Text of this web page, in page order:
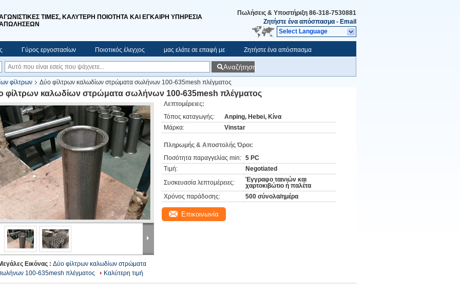
ΤΙΜΕΣ, ΚΑΛΥΤΕΡΗ ΠΟΙΟΤΗΤΑ ΚΑΙ ΕΓΚΑΙΡΗ ΥΠΗΡΕΣΙΑ
Πωλήσεις & Υποστήριξη 86-318-7530881
Ζητήστε ένα απόσπασμα - Email
Select Language
Γύρος εργοστασίων Ποιοτικός έλεγχος μας ελάτε σε επαφή με Ζητήστε ένα απόσπασμα
Αναζήτηση
φίλτρων
Δύο φίλτρων καλωδίων στρώματα σωλήνων 100-635mesh πλέγματος
φίλτρων καλωδίων στρώματα σωλήνων 100-635mesh πλέγματος
Εικόνας : Δύο φίλτρων καλωδίων στρώματα
100-635mesh πλέγματος
Καλύτερη τιμή
Λεπτομέρειες:
Τόπος καταγωγής:
Anping, Hebei, Κίνα
Μάρκα:
Vinstar
Πληρωμής & Αποστολής Όροι:
Ποσότητα παραγγελίας min: 5 PC
Τιμή:
Negotiated
Συσκευασία λεπτομέρειες:
Έγγραφο ταινιών και
χαρτοκιβώτιο ή παλέτα
Χρόνος παράδοσης:
500 σύνολα/ημέρα
Επικοινωνία